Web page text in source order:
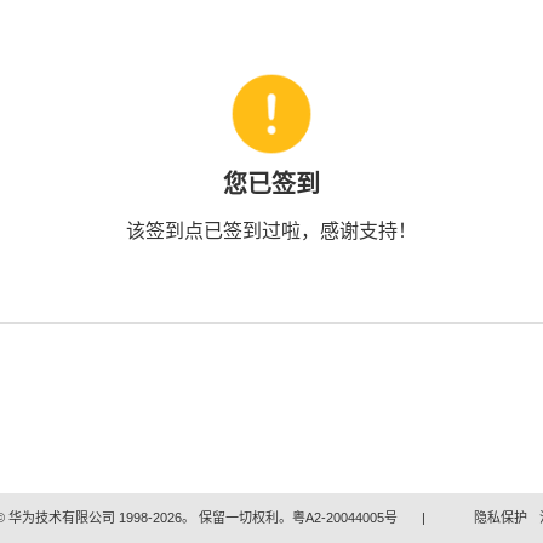
您已签到
该签到点已签到过啦，感谢支持！
华为技术有限公司 1998-2026。 保留一切权利。粤A2-20044005号 | 隐私保护